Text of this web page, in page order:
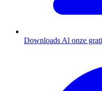
Downloads Al onze